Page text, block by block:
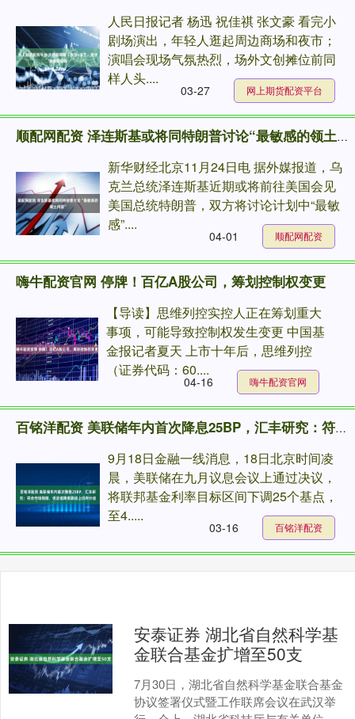
人民日报记者 杨迅 祝佳祺 张文豪 看完小
剧场演出，年轻人逛起周边商场和夜市；
演唱会现场气氛热烈，场外文创摊位前同
样人头....
网上期货配资平台
03-27
顺配网配资 泽连斯基或将同特朗普讨论“最敏感的领土内容”
新华财经北京11月24日电 据外媒报道，乌
克兰总统泽连斯基近期或将前往美国会见
美国总统特朗普，双方将讨论计划中“最敏
感”....
顺配网配资
04-01
嗨牛配资官网 停牌！百亿A股公司，筹划控制权变更
【导读】思维列控实控人正在筹划重大
事项，可能导致控制权发生变更 中国基
金报记者夏天 上市十年后，思维列控
（证券代码：60....
嗨牛配资官网
04-16
百铭洋配资 美联储年内首次降息25BP，汇丰研究：符合市场预期，但后续降息路径上仍存分歧
9月18日金融一线消息，18日北京时间凌
晨，美联储在九月议息会议上通过决议，
将联邦基金利率目标区间下调25个基点，
至4.....
百铭洋配资
03-16
安泰证券 湖北省自然科学基
金联合基金扩增至50支
7月30日，湖北省自然科学基金联合基金
协议签署仪式暨工作联席会议在武汉举